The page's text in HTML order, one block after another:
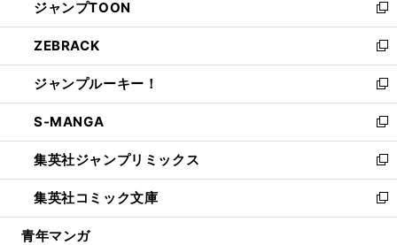
く
で
開
く
ド
ウ
で
開
く
ィ
ン
ド
ウ
で
開
く
い
ウ
ィ
ン
ド
ウ
で
開
く
ジャンプTOON
新
し
い
ウ
ィ
ン
ド
ウ
で
開
く
ZEBRACK
新
し
い
ウ
ィ
ン
ド
ウ
で
開
ジャンプルーキー！
新
し
い
ウ
ィ
ン
ド
ウ
S-MANGA
新
し
い
ウ
ィ
ン
集英社ジャンプリミックス
新
し
い
ウ
集英社コミック文庫
新
し
青年マンガ